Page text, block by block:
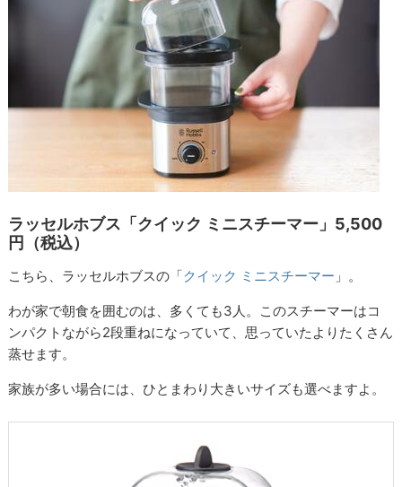
ラッセルホブス「クイック ミニスチーマー」5,500
円（税込）
こちら、ラッセルホブスの「クイック ミニスチーマー 」。
わが家で朝食を囲むのは、多くても3人。このスチーマーはコ
ンパクトながら2段重ねになっていて、思っていたよりたくさん
蒸せます。
家族が多い場合には、ひとまわり大きいサイズも選べますよ。